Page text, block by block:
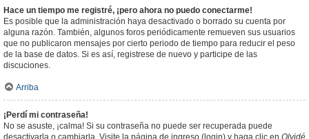
Hace un tiempo me registré, ¡pero ahora no puedo conectarme!
Es posible que la administración haya desactivado o borrado su cuenta por
alguna razón. También, algunos foros periódicamente remueven sus usuarios
que no publicaron mensajes por cierto periodo de tiempo para reducir el peso
de la base de datos. Si es así, registrese de nuevo y participe de las
discuciones.
Arriba
¡Perdí mi contraseña!
No se asuste, ¡calma! Si su contraseña no puede ser recuperada puede
desactivarla o cambiarla. Visite la página de ingreso (login) y haga clic en Olvidé